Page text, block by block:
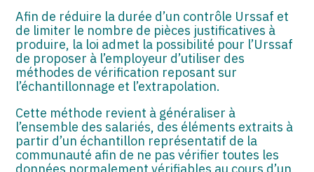
SECTEUR AUDIOVISUEL
Afin de réduire la durée d’un contrôle Urssaf et
de limiter le nombre de pièces justificatives à
produire, la loi admet la possibilité pour l’Urssaf
de proposer à l’employeur d’utiliser des
méthodes de vérification reposant sur
l’échantillonnage et l’extrapolation.
Cette méthode revient à généraliser à
l’ensemble des salariés, des éléments extraits à
partir d’un échantillon représentatif de la
communauté afin de ne pas vérifier toutes les
données normalement vérifiables au cours d’un